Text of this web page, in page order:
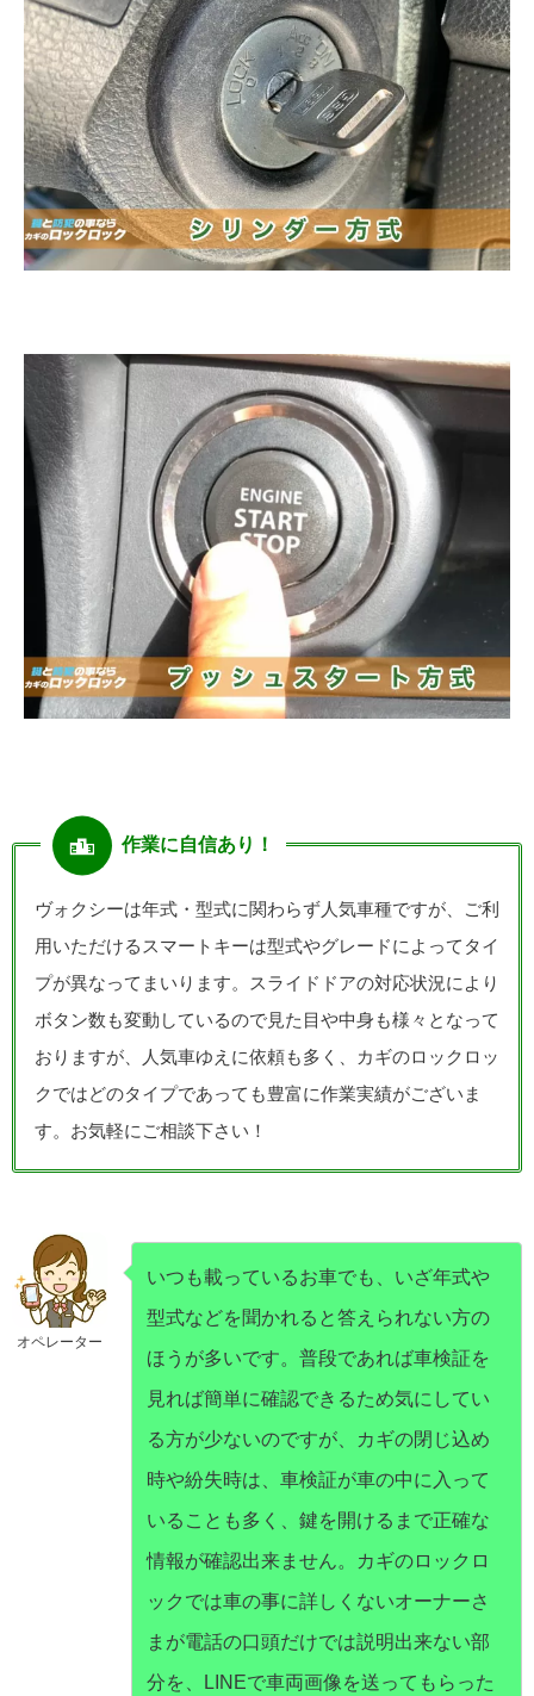
作業に自信あり！
ヴォクシーは年式・型式に関わらず人気車種ですが、ご利
用いただけるスマートキーは型式やグレードによってタイ
プが異なってまいります。スライドドアの対応状況により
ボタン数も変動しているので見た目や中身も様々となって
おりますが、人気車ゆえに依頼も多く、カギのロックロッ
クではどのタイプであっても豊富に作業実績がございま
す。お気軽にご相談下さい！
オペレーター
いつも載っているお車でも、いざ年式や
型式などを聞かれると答えられない方の
ほうが多いです。普段であれば車検証を
見れば簡単に確認できるため気にしてい
る方が少ないのですが、カギの閉じ込め
時や紛失時は、車検証が車の中に入って
いることも多く、鍵を開けるまで正確な
情報が確認出来ません。カギのロックロ
ックでは車の事に詳しくないオーナーさ
まが電話の口頭だけでは説明出来ない部
分を、LINEで車両画像を送ってもらった